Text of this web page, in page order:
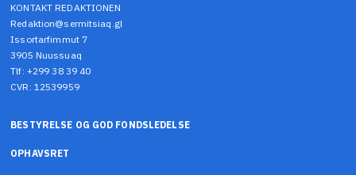
KONTAKT REDAKTIONEN
Redaktion@sermitsiaq.gl
Issortarfimmut 7
3905 Nuussuaq
Tlf: +299 38 39 40
CVR: 12539959
BESTYRELSE OG GOD FONDSLEDELSE
OPHAVSRET